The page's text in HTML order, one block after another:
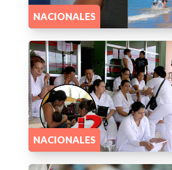
NACIONALES
NACIONALES